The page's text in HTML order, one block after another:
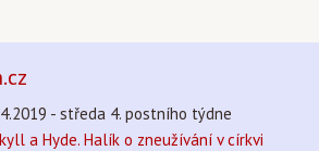
- středa 4. postního týdne
a Hyde. Halík o zneužívání v církvi